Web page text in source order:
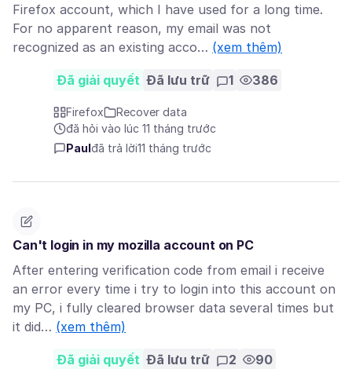
Firefox account, which I have used for a long time.
For no apparent reason, my email was not
recognized as an existing acco… (xem thêm)
Đã giải quyết Đã lưu trữ 1 386
Firefox
Recover data
đã hỏi vào lúc 11 tháng trước
Paul đã trả lời11 tháng trước
Can't login in my mozilla account on PC
After entering verification code from email i receive
an error every time i try to login into this account on
my PC, i fully cleared browser data several times but
it did… (xem thêm)
Đã giải quyết Đã lưu trữ 2 90